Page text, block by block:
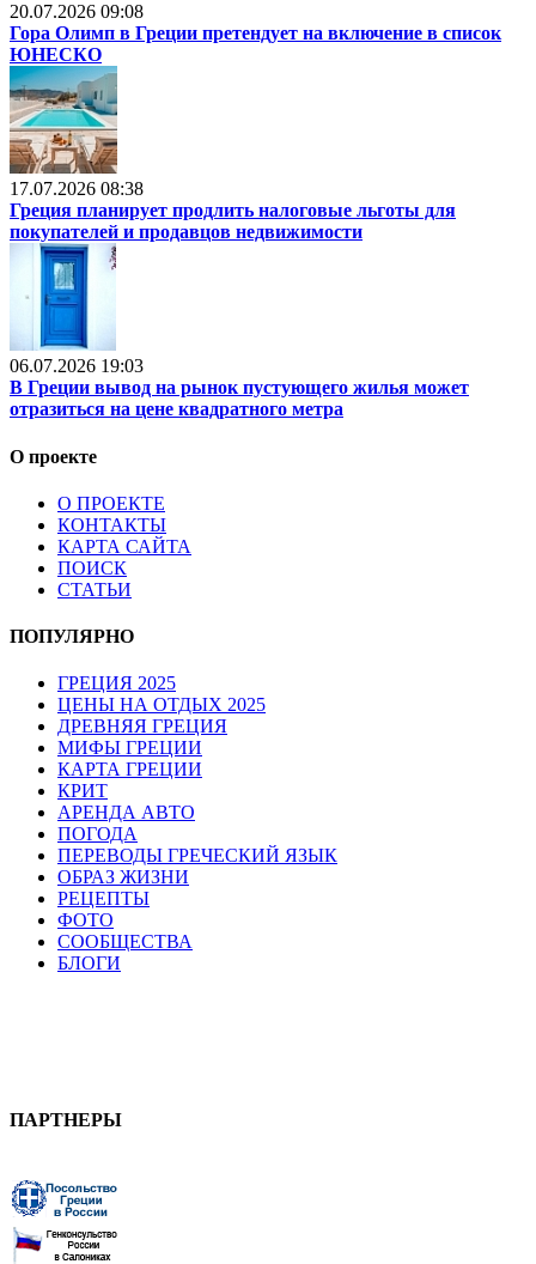
20.07.2026 09:08
Гора Олимп в Греции претендует на включение в список
ЮНЕСКО
17.07.2026 08:38
Греция планирует продлить налоговые льготы для
покупателей и продавцов недвижимости
06.07.2026 19:03
В Греции вывод на рынок пустующего жилья может
отразиться на цене квадратного метра
О проекте
О ПРОЕКТЕ
КОНТАКТЫ
КАРТА САЙТА
ПОИСК
СТАТЬИ
ПОПУЛЯРНО
ГРЕЦИЯ 2025
ЦЕНЫ НА ОТДЫХ 2025
ДРЕВНЯЯ ГРЕЦИЯ
МИФЫ ГРЕЦИИ
КАРТА ГРЕЦИИ
КРИТ
АРЕНДА АВТО
ПОГОДА
ПЕРЕВОДЫ ГРЕЧЕСКИЙ ЯЗЫК
ОБРАЗ ЖИЗНИ
РЕЦЕПТЫ
ФОТО
СООБЩЕСТВА
БЛОГИ
ПАРТНЕРЫ